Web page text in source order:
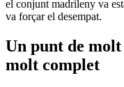
el conjunt madrileny va
va forçar el desempat.
Un punt de
molt complet